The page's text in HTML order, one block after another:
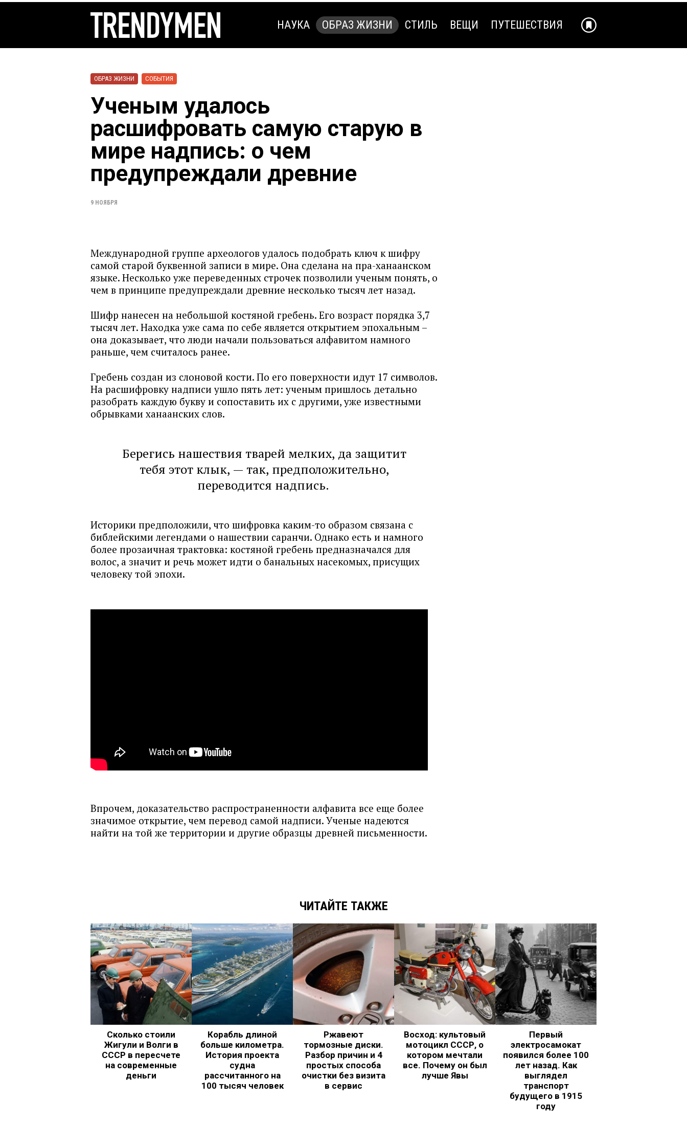
НАУКА ОБРАЗ ЖИЗНИ СТИЛЬ ВЕЩИ ПУТЕШЕСТВИЯ
ОБРАЗ ЖИЗНИ СОБЫТИЯ
Ученым удалось
расшифровать самую старую в
мире надпись: о чем
предупреждали древние
9 НОЯБРЯ
Международной группе археологов удалось подобрать ключ к шифру
самой старой буквенной записи в мире. Она сделана на пра-ханаанском
языке. Несколько уже переведенных строчек позволили ученым понять, о
чем в принципе предупреждали древние несколько тысяч лет назад.
Шифр нанесен на небольшой костяной гребень. Его возраст порядка 3,7
тысяч лет. Находка уже сама по себе является открытием эпохальным –
она доказывает, что люди начали пользоваться алфавитом намного
раньше, чем считалось ранее.
Гребень создан из слоновой кости. По его поверхности идут 17 символов.
На расшифровку надписи ушло пять лет: ученым пришлось детально
разобрать каждую букву и сопоставить их с другими, уже известными
обрывками ханаанских слов.
Берегись нашествия тварей мелких, да защитит
тебя этот клык, — так, предположительно,
переводится надпись.
Историки предположили, что шифровка каким-то образом связана с
библейскими легендами о нашествии саранчи. Однако есть и намного
более прозаичная трактовка: костяной гребень предназначался для
волос, а значит и речь может идти о банальных насекомых, присущих
человеку той эпохи.
Впрочем, доказательство распространенности алфавита все еще более
значимое открытие, чем перевод самой надписи. Ученые надеются
найти на той же территории и другие образцы древней письменности.
ЧИТАЙТЕ ТАКЖЕ
Сколько стоили
Жигули и Волги в
СССР в пересчете
на современные
деньги
Корабль длиной
больше километра.
История проекта
судна
рассчитанного на
100 тысяч человек
Ржавеют
тормозные диски.
Разбор причин и 4
простых способа
очистки без визита
в сервис
Восход: культовый
мотоцикл СССР, о
котором мечтали
все. Почему он был
лучше Явы
Первый
электросамокат
появился более 100
лет назад. Как
выглядел
транспорт
будущего в 1915
году